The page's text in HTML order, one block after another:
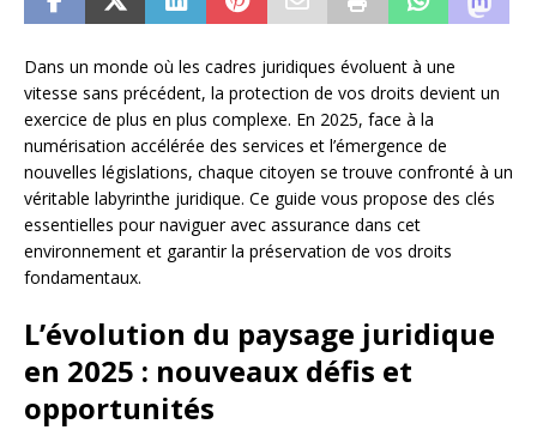
Dans un monde où les cadres juridiques évoluent à une
vitesse sans précédent, la protection de vos droits devient un
exercice de plus en plus complexe. En 2025, face à la
numérisation accélérée des services et l’émergence de
nouvelles législations, chaque citoyen se trouve confronté à un
véritable labyrinthe juridique. Ce guide vous propose des clés
essentielles pour naviguer avec assurance dans cet
environnement et garantir la préservation de vos droits
fondamentaux.
L’évolution du paysage juridique
en 2025 : nouveaux défis et
opportunités